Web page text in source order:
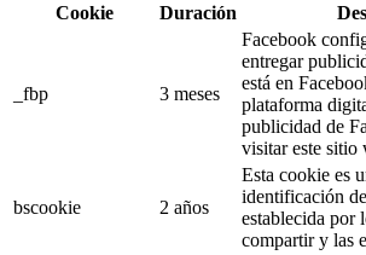
Cookie
Duración
_fbp 3 meses
Facebook
entregar
está en
plataforma
publicidad de
visitar este sitio
bscookie 2 años
Esta cookie es
identificación
establecida por
compartir y las